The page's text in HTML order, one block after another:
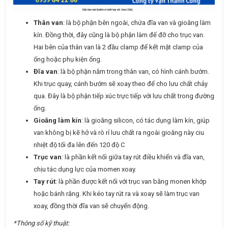
Thân van: là bộ phận bên ngoài, chứa đĩa van và gioăng làm
kín. Đồng thời, đây cũng là bộ phận làm đế đỡ cho trục van.
Hai bên của thân van là 2 đầu clamp để kết mặt clamp của
ống hoặc phụ kiện ống.
Đĩa van: là bộ phận nằm trong thân van, có hình cánh bướm.
Khi trục quay, cánh bướm sẽ xoay theo để cho lưu chất chảy
qua. Đây là bộ phận tiếp xúc trực tiếp với lưu chất trong đường
ống.
Gioăng làm kín: là gioăng silicon, có tác dụng làm kín, giúp
van không bị kẽ hở và rò rỉ lưu chất ra ngoài gioăng này ciu
nhiệt độ tối đa lên đến 120 độ C
Trục van: là phần kết nối giữa tay rút điều khiển và đĩa van,
chịu tác dụng lực của momen xoay.
Tay rút: là phần được kết nối với trục van bằng monen khớp
hoặc bánh răng. Khi kéo tay rút ra và xoay sẽ làm trục van
xoay, đồng thời đĩa van sẽ chuyển động.
*Thông số kỹ thuật: